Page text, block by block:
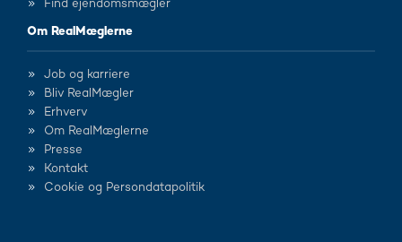
Find ejendomsmægler
Om RealMæglerne
Job og karriere
Bliv RealMægler
Erhverv
Om RealMæglerne
Presse
Kontakt
Cookie og Persondatapolitik